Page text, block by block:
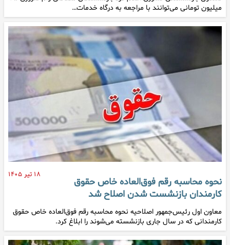
میلیون تومانی می‌توانند با مراجعه به درگاه خدمات…
۱۸ تیر ۱۴۰۵
نحوه محاسبه رقم فوق‌العاده خاص حقوق
کارمندان بازنشست شدن اصلاح شد
معاون اول رئیس‌جمهور اصلاحیه نحوه محاسبه رقم فوق‌العاده خاص حقوق
کارمندانی که در سال جاری بازنشسته می‌شوند را ابلاغ کرد.